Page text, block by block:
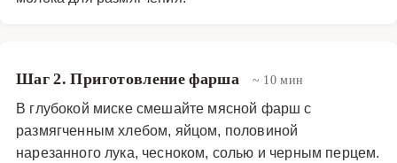
Шаг 2. Приготовление фарша ~ 10 мин
В глубокой миске смешайте мясной фарш с
размягченным хлебом, яйцом, половиной
нарезанного лука, чесноком, солью и черным перцем.